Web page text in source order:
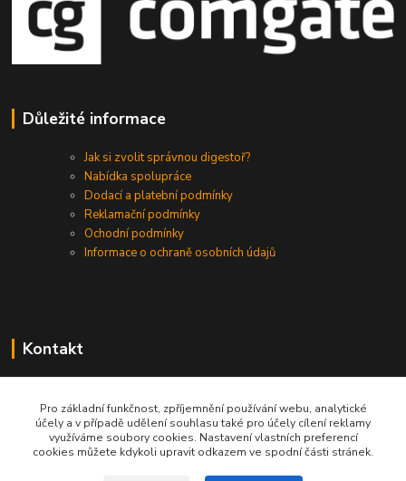
Důležité informace
Jak si zvolit správnou digestoř?
Nabídka spolupráce
Dodací a platební podmínky
Reklamační podmínky
Ochodní podmínky
Informace o ochraně osobních údajů
Kontakt
info@gastrodigestore.cz
Pro základní funkčnost, zpříjemnění používání webu, analytické
účely a v případě udělení souhlasu také pro účely cílení reklamy
využíváme soubory cookies. Nastavení vlastních preferencí
cookies můžete kdykoli upravit odkazem ve spodní části stránek.